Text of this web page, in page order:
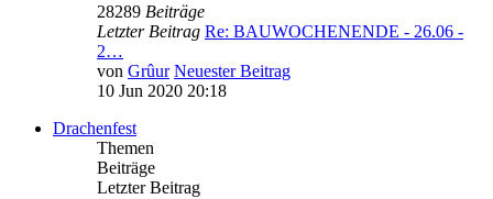
28289 Beiträge
Letzter Beitrag Re: BAUWOCHENENDE - 26.06 -
2…
von Grûur Neuester Beitrag
10 Jun 2020 20:18
Drachenfest
Themen
Beiträge
Letzter Beitrag